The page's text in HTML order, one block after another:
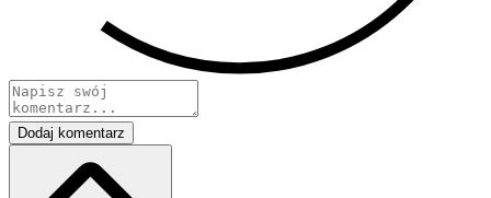
Dodaj komentarz